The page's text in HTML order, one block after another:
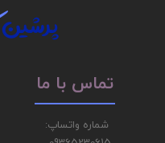
پرشین
شماره واتساپ:
تماس با ما